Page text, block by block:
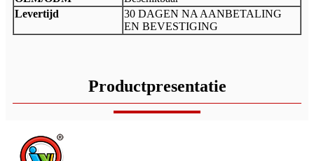
Levertijd
30 DAGEN NA AANBETALING
EN BEVESTIGING
Productpresentatie